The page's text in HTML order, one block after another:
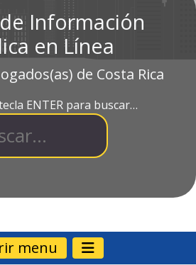
Información
en Línea
de Costa Rica
ENTER para buscar…
menu